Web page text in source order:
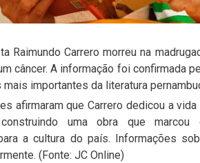
Raimundo Carrero morreu na
câncer. A informação foi confirmada
mais importantes da literatura
afirmaram que Carrero dedicou a vida
uma obra que
a cultura do país. Informações
(Fonte: JC Online)